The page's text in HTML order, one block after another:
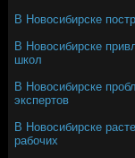
В Новосибирске
В Новосибирске
школ
В Новосибирске
экспертов
В Новосибирске
рабочих